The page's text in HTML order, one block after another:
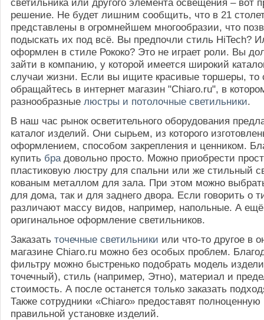
светильника или другого элемента освещения – вот
решение. Не будет лишним сообщить, что в 21
представлены в огромнейшем многообразии, что
подыскать их под всё. Вы предпочли стиль HiTech?
оформлен в стиле Рококо? Это не играет роли. Вы
зайти в компанию, у которой имеется широкий
случаи жизни. Если вы ищите красивые торшеры, то
обращайтесь в интернет магазин "Chiaro.ru", в
разнообразные люстры и потолочные светильники.
В наш час рынок осветительного оборудования
каталог изделий. Они сырьем, из которого
оформлением, способом закрепления и ценником.
купить брадовольно просто. Можно приобрести
пластиковую люстру для спальни или же стильный
кованым металлом для зала. При этом можно
для дома, так и для заднего двора. Если говорить о
различают массу видов, например, напольные. А
оригинальное оформление светильников.
Заказать точечные светильники или что-то другое в
магазине Chiaro.ru можно без особых проблем.
фильтру можно быстренько подобрать модель
точечный), стиль (например, Этно), материал и
стоимость. А после останется только заказать
Также сотрудники «Chiaro» предоставят
правильной установке изделий.